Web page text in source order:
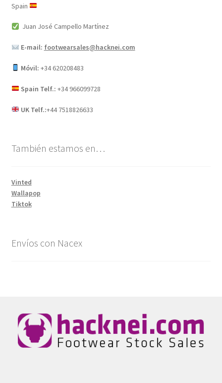
Spain
Juan José Campello Martínez
E-mail: footwearsales@hacknei.com
Móvil: +34 620208483
Spain Telf.: +34 966099728
UK Telf.:+44 7518826633
También estamos en…
Vinted
Wallapop
Tiktok
Envíos con Nacex